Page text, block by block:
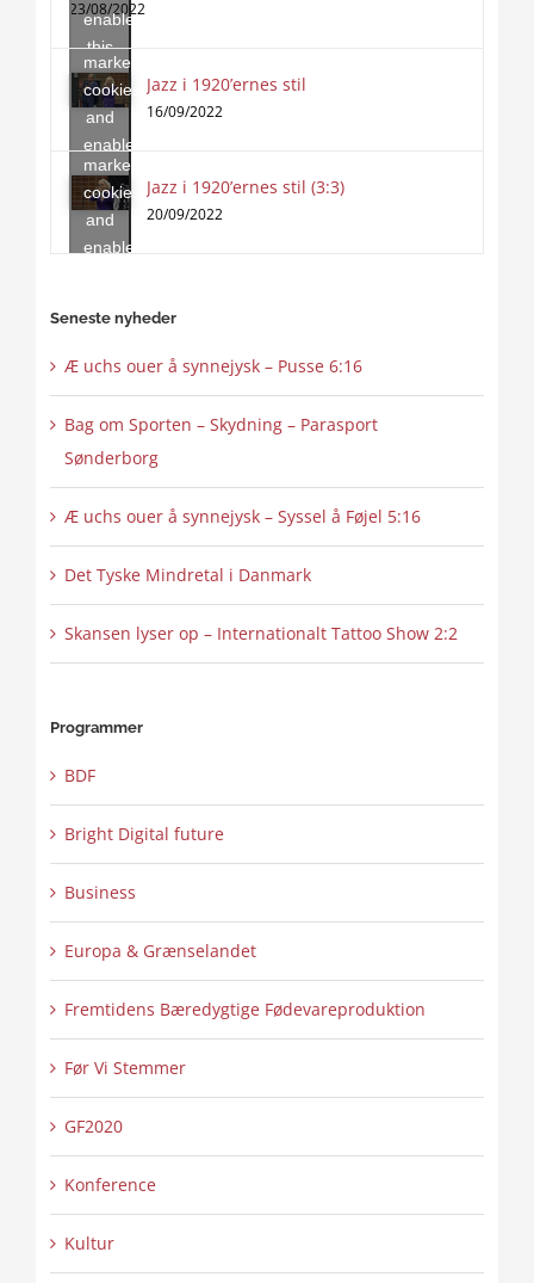
enable
this
content
23/08/2022
to
marketing
cookies
and
enable
this
content
Jazz i 1920’ernes stil
16/09/2022
Click
to
accept
marketing
cookies
and
enable
Jazz i 1920’ernes stil (3:3)
20/09/2022
Seneste nyheder
Æ uchs ouer å synnejysk – Pusse 6:16
Bag om Sporten – Skydning – Parasport
Sønderborg
Æ uchs ouer å synnejysk – Syssel å Føjel 5:16
Det Tyske Mindretal i Danmark
Skansen lyser op – Internationalt Tattoo Show 2:2
Programmer
BDF
Bright Digital future
Business
Europa & Grænselandet
Fremtidens Bæredygtige Fødevareproduktion
Før Vi Stemmer
GF2020
Konference
Kultur